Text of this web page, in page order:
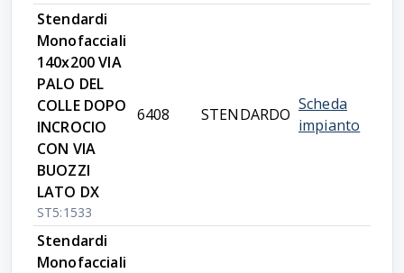
Stendardi
Monofacciali
140x200 VIA
PALO DEL
COLLE DOPO
INCROCIO
CON VIA
BUOZZI
LATO DX
ST5:1533
6408 STENDARDO
Scheda
impianto
Stendardi
Monofacciali